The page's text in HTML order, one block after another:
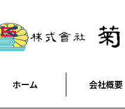
ホーム 会社概要